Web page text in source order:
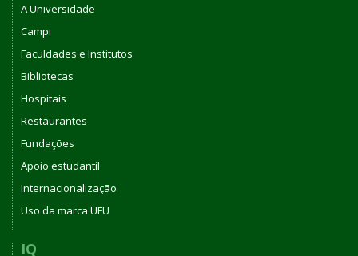
A Universidade
Campi
Faculdades e Institutos
Bibliotecas
Hospitais
Restaurantes
Fundações
Apoio estudantil
Internacionalização
Uso da marca UFU
IQ